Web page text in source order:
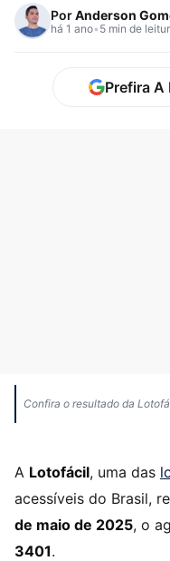
PorAnderson
há 1 ano• 5 min de
Prefira A
Confira o resultado da
Lotofácil, uma das
acessíveis do Brasil,
de maio de 2025, o
3401.